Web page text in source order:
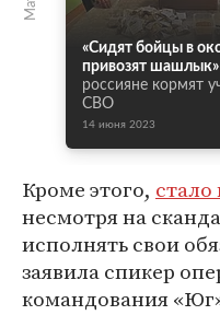
«Сидят бойцы в
привозят шашлык»
россияне кормят
СВО
14 июня 2023
Кроме этого, стало
несмотря на
исполнять свои
заявила спикер
командования